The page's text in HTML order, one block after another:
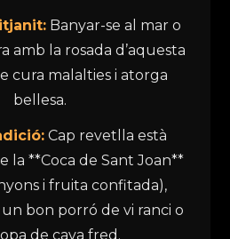
Banyar-se al mar o
amb la rosada d’aquesta
cura malalties i atorga
bellesa.
Cap revetlla està
la **Coca de Sant Joan**
i fruita confitada),
bon porró de vi ranci o
de cava fred.